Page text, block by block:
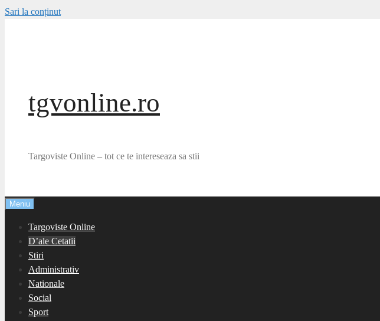
Sari la conținut
tgvonline.ro
Targoviste Online – tot ce te intereseaza sa stii
Meniu
Targoviste Online
D’ale Cetatii
Stiri
Administrativ
Nationale
Social
Sport